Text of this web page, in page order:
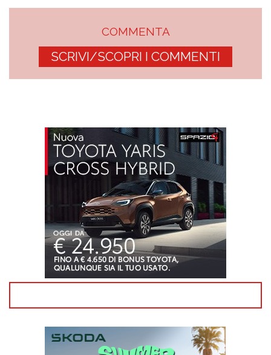
COMMENTA
SCRIVI/SCOPRI I COMMENTI